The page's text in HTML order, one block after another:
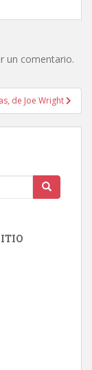
un comentario.
de Joe Wright